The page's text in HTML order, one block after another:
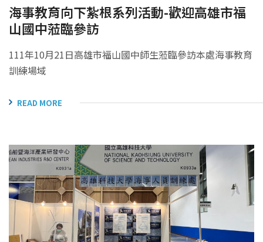
海事教育向下紮根系列活動-歡迎高雄市福
山國中蒞臨參訪
111年10月21日高雄市福山國中師生蒞臨參訪本處海事教育
訓練場域
READ MORE